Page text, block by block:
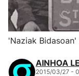
'Naziak
AINHOA
2015/03/27 -